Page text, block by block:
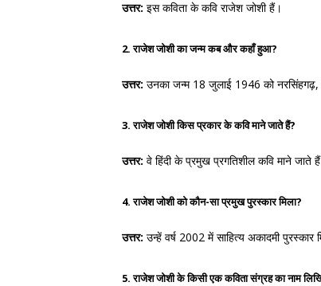
उत्तर: इस कविता के कवि राजेश जोशी हैं।
2. राजेश जोशी का जन्म कब और कहाँ हुआ?
उत्तर: उनका जन्म 18 जुलाई 1946 को
3. राजेश जोशी किस प्रकार के कवि माने जाते हैं?
उत्तर: वे हिंदी के प्रमुख प्रगतिशील कवि माने जाते
4. राजेश जोशी को कौन-सा प्रमुख पुरस्कार मिला?
उत्तर: उन्हें वर्ष 2002 में साहित्य अकादमी पुरस्कार
5. राजेश जोशी के किसी एक कविता संग्रह का नाम